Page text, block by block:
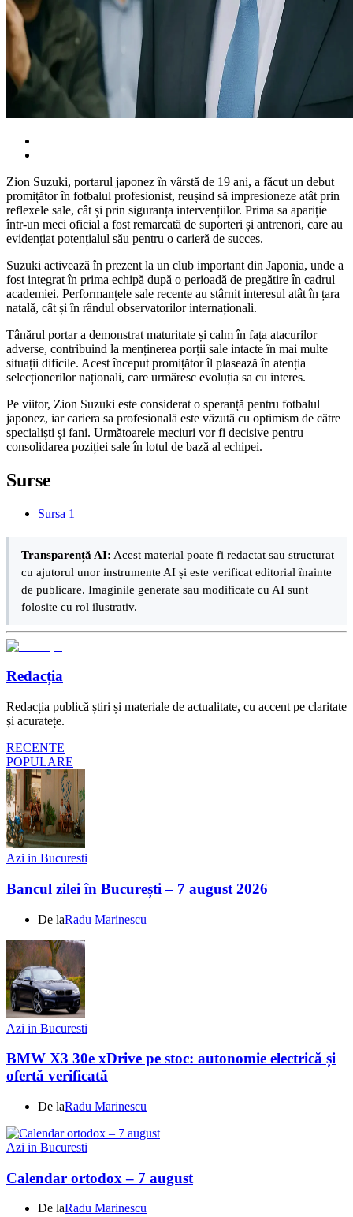
Zion Suzuki, portarul japonez în vârstă de 19 ani, a făcut un debut
promițător în fotbalul profesionist, reușind să impresioneze atât prin
reflexele sale, cât și prin siguranța intervențiilor. Prima sa apariție
într-un meci oficial a fost remarcată de suporteri și antrenori, care au
evidențiat potențialul său pentru o carieră de succes.
Suzuki activează în prezent la un club important din Japonia, unde a
fost integrat în prima echipă după o perioadă de pregătire în cadrul
academiei. Performanțele sale recente au stârnit interesul atât în țara
natală, cât și în rândul observatorilor internaționali.
Tânărul portar a demonstrat maturitate și calm în fața atacurilor
adverse, contribuind la menținerea porții sale intacte în mai multe
situații dificile. Acest început promițător îl plasează în atenția
selecționerilor naționali, care urmăresc evoluția sa cu interes.
Pe viitor, Zion Suzuki este considerat o speranță pentru fotbalul
japonez, iar cariera sa profesională este văzută cu optimism de către
specialiști și fani. Următoarele meciuri vor fi decisive pentru
consolidarea poziției sale în lotul de bază al echipei.
Surse
Sursa 1
Transparență AI: Acest material poate fi redactat sau structurat
cu ajutorul unor instrumente AI și este verificat editorial înainte
de publicare. Imaginile generate sau modificate cu AI sunt
folosite cu rol ilustrativ.
Redacția
Redacția publică știri și materiale de actualitate, cu accent pe claritate
și acuratețe.
RECENTE
POPULARE
Azi in Bucuresti
Bancul zilei în București – 7 august 2026
De laRadu Marinescu
Azi in Bucuresti
BMW X3 30e xDrive pe stoc: autonomie electrică și
ofertă verificată
De laRadu Marinescu
Azi in Bucuresti
Calendar ortodox – 7 august
De laRadu Marinescu